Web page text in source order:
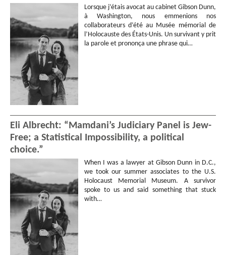
Lorsque j’étais avocat au cabinet Gibson Dunn,
à Washington, nous emmenions nos
collaborateurs d’été au Musée mémorial de
l’Holocauste des États-Unis. Un survivant y prit
la parole et prononça une phrase qui…
Eli Albrecht: “Mamdani’s Judiciary Panel is Jew-
Free; a Statistical Impossibility, a political
choice.”
When I was a lawyer at Gibson Dunn in D.C.,
we took our summer associates to the U.S.
Holocaust Memorial Museum. A survivor
spoke to us and said something that stuck
with…